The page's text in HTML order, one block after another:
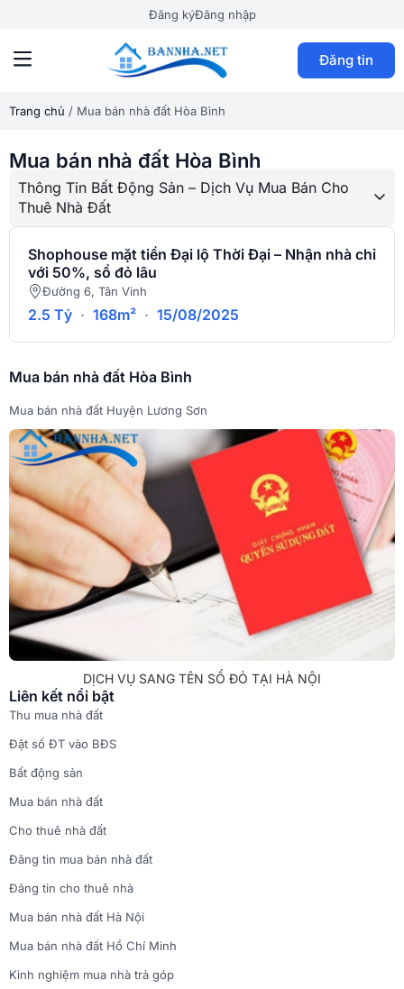
Đăng kýĐăng nhập
Đăng tin
Trang chủ / Mua bán nhà đất Hòa Bình
Mua bán nhà đất Hòa Bình
Thông Tin Bất Động Sản – Dịch Vụ Mua Bán Cho
Thuê Nhà Đất
Shophouse mặt tiền Đại lộ Thời Đại – Nhận nhà chỉ
với 50%, sổ đỏ lâu
Đường 6, Tân Vinh
2.5 Tỷ · 168m² · 15/08/2025
Mua bán nhà đất Hòa Bình
Mua bán nhà đất Huyện Lương Sơn
DỊCH VỤ SANG TÊN SỔ ĐỎ TẠI HÀ NỘI
Liên kết nổi bật
Thu mua nhà đất
Đặt số ĐT vào BĐS
Bất động sản
Mua bán nhà đất
Cho thuê nhà đất
Đăng tin mua bán nhà đất
Đăng tin cho thuê nhà
Mua bán nhà đất Hà Nội
Mua bán nhà đất Hồ Chí Minh
Kinh nghiệm mua nhà trả góp